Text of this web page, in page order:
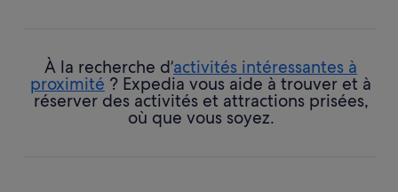
À la recherche d’activités intéressantes à
proximité ? Expedia vous aide à trouver et à
réserver des activités et attractions prisées,
où que vous soyez.